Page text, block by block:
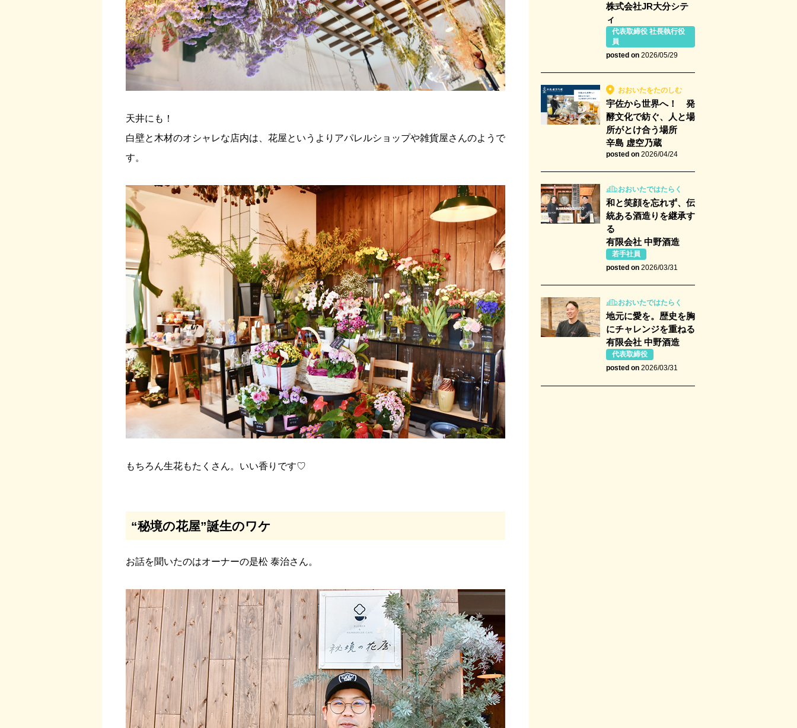
天井にも！
白壁と木材のオシャレな店内は、花屋というよりアパレルショップや雑貨屋さんのようで
す。
もちろん生花もたくさん。いい香りです♡
“秘境の花屋”誕生のワケ
お話を聞いたのはオーナーの是松 泰治さん。
株式会社JR大分シテ
ィ
代表取締役 社長執行役
員
posted on 2026/05/29
おおいたをたのしむ
宇佐から世界へ！ 発
酵文化で紡ぐ、人と場
所がとけ合う場所
辛島 虚空乃蔵
posted on 2026/04/24
おおいたではたらく
和と笑顔を忘れず、伝
統ある酒造りを継承す
る
有限会社 中野酒造
若手社員
posted on 2026/03/31
おおいたではたらく
地元に愛を。歴史を胸
にチャレンジを重ねる
有限会社 中野酒造
代表取締役
posted on 2026/03/31